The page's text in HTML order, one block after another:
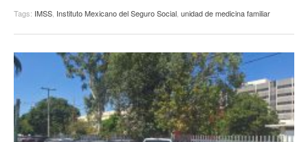
Tags: IMSS, Instituto Mexicano del Seguro Social, unidad de medicina familiar